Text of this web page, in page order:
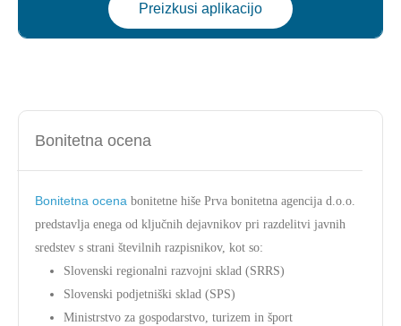
Preizkusi aplikacijo
Bonitetna ocena
Bonitetna ocena bonitetne hiše Prva bonitetna agencija d.o.o.
predstavlja enega od ključnih dejavnikov pri razdelitvi javnih
sredstev s strani številnih razpisnikov, kot so:
Slovenski regionalni razvojni sklad (SRRS)
Slovenski podjetniški sklad (SPS)
Ministrstvo za gospodarstvo, turizem in šport